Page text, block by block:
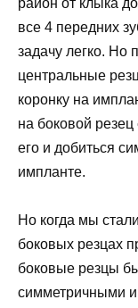
район от клыка
все 4 передних
задачу легко. Но
центральные
коронку на
на боковой
его и добиться
импланте.
Но когда мы
боковых резцах
боковые резцы
симметричными и